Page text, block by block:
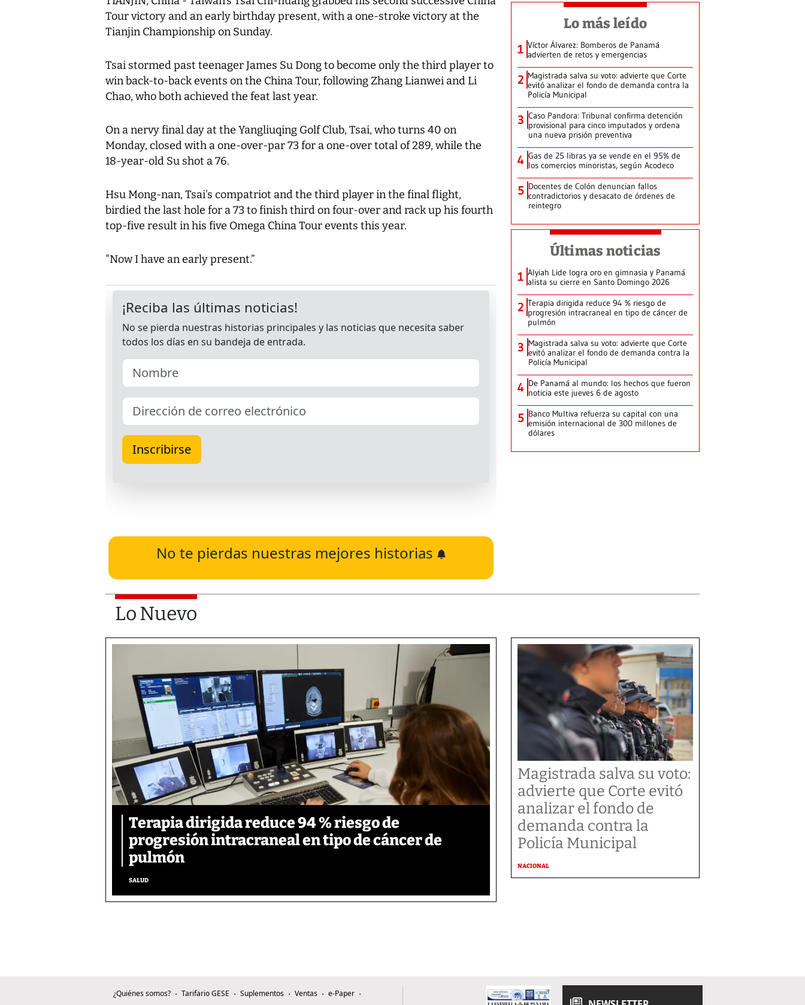
Tour victory and an early birthday present, with a one-stroke victory at the
Tianjin Championship on Sunday.
Tsai stormed past teenager James Su Dong to become only the third player to
win back-to-back events on the China Tour, following Zhang Lianwei and Li
Chao, who both achieved the feat last year.
On a nervy final day at the Yangliuqing Golf Club, Tsai, who turns 40 on
Monday, closed with a one-over-par 73 for a one-over total of 289, while the
18-year-old Su shot a 76.
Hsu Mong-nan, Tsai's compatriot and the third player in the final flight,
birdied the last hole for a 73 to finish third on four-over and rack up his fourth
top-five result in his five Omega China Tour events this year.
"Now I have an early present.”
No te pierdas nuestras mejores historias
Lo más leído
1 Víctor Álvarez: Bomberos de Panamá
advierten de retos y emergencias
2 Magistrada salva su voto: advierte que Corte
evitó analizar el fondo de demanda contra la
Policía Municipal
3 Caso Pandora: Tribunal confirma detención
provisional para cinco imputados y ordena
una nueva prisión preventiva
4 Gas de 25 libras ya se vende en el 95% de
los comercios minoristas, según Acodeco
5 Docentes de Colón denuncian fallos
contradictorios y desacato de órdenes de
reintegro
Últimas noticias
1 Alyiah Lide logra oro en gimnasia y Panamá
alista su cierre en Santo Domingo 2026
2 Terapia dirigida reduce 94 % riesgo de
progresión intracraneal en tipo de cáncer de
pulmón
3 Magistrada salva su voto: advierte que Corte
evitó analizar el fondo de demanda contra la
Policía Municipal
4 De Panamá al mundo: los hechos que fueron
noticia este jueves 6 de agosto
5 Banco Multiva refuerza su capital con una
emisión internacional de 300 millones de
dólares
Lo Nuevo
Terapia dirigida reduce 94 % riesgo de
progresión intracraneal en tipo de cáncer de
pulmón
SALUD
Magistrada salva su voto:
advierte que Corte evitó
analizar el fondo de
demanda contra la
Policía Municipal
NACIONAL
¿Quiénes somos? Tarifario GESE Suplementos Ventas
e-Paper